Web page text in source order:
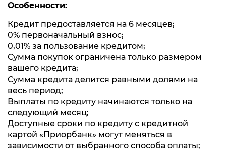
Особенности:
Кредит предоставляется на 6 месяцев;
0% первоначальный взнос;
0,01% за пользование кредитом;
Сумма покупок ограничена только размером
вашего кредита;
Сумма кредита делится равными долями на
весь период;
Выплаты по кредиту начинаются только на
следующий месяц;
Доступные сроки по кредиту с кредитной
картой «Приорбанк» могут меняться в
зависимости от выбранного способа оплаты;